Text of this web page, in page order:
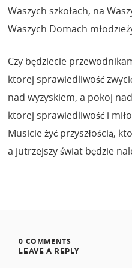
Waszych szkołach, na
Waszych Domach
Czy będziecie
ktorej sprawiedliwość
nad wyzyskiem, a pokoj
ktorej sprawiedliwość i
Musicie żyć przyszłością,
a jutrzejszy świat będzie
0 COMMENTS
LEAVE A REPLY